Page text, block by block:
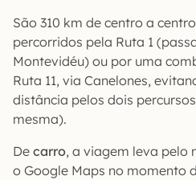
São 310 km de centro a
percorridos pela Ruta 1
Montevidéu) ou por uma
Ruta 11, via Canelones,
distância pelos dois
mesma).
De carro, a viagem leva pelo
o Google Maps no momento